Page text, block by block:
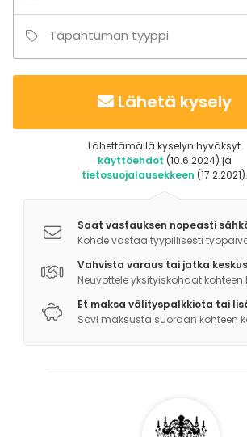
Tapahtuman tyyppi
Lähetä kysely
Lähettämällä kyselyn hyväksyt
käyttöehdot (10.6.2024) ja
tietosuojalausekkeen (17.2.2021).
Saat vastauksen nopeasti
Kohde vastaa tyypillisesti
Vahvista varaus tai jatka
Neuvottele yksityiskohdat kohteen
Et maksa välityspalkkiota tai
Sovi maksusta suoraan kohteen